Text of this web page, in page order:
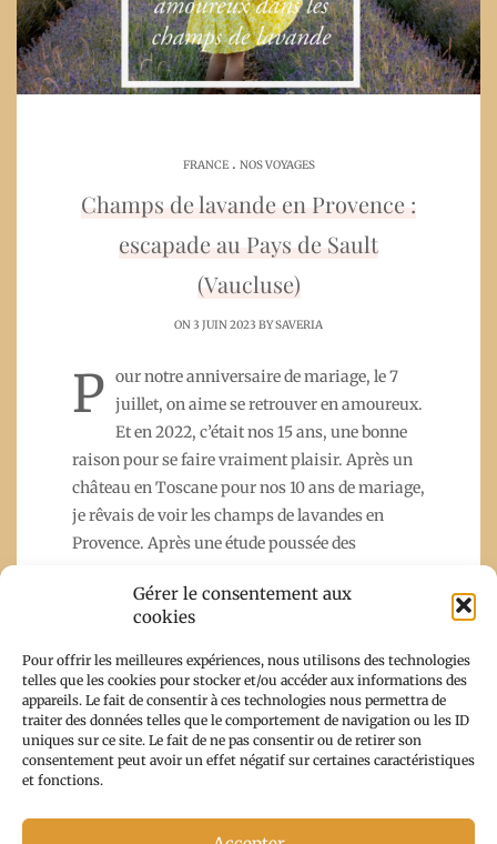
Gérer le consentement aux
cookies
Pour offrir les meilleures expériences, nous utilisons des technologies
telles que les cookies pour stocker et/ou accéder aux informations des
appareils. Le fait de consentir à ces technologies nous permettra de
traiter des données telles que le comportement de navigation ou les ID
uniques sur ce site. Le fait de ne pas consentir ou de retirer son
consentement peut avoir un effet négatif sur certaines caractéristiques
et fonctions.
FRANCE. NOS VOYAGES
Champs de lavande en Provence :
escapade au Pays de Sault
(Vaucluse)
ON 3 JUIN 2023 BYSAVERIA
P our notre anniversaire de mariage, le 7
juillet, on aime se retrouver en amoureux.
Et en 2022, c’était nos 15 ans, une bonne
raison pour se faire vraiment plaisir. Après un
château en Toscane pour nos 10 ans de mariage,
je rêvais de voir les champs de lavandes en
Provence. Après une étude poussée des
Read More